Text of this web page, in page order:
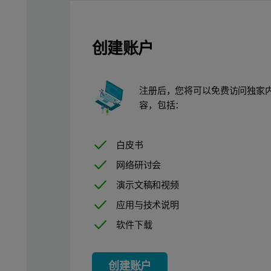
创建账户
注册后，您将可以免费访问独家
容，包括：
白皮书
网络研讨会
演示文稿和视频
应用与技术说明
软件下载
创建账户